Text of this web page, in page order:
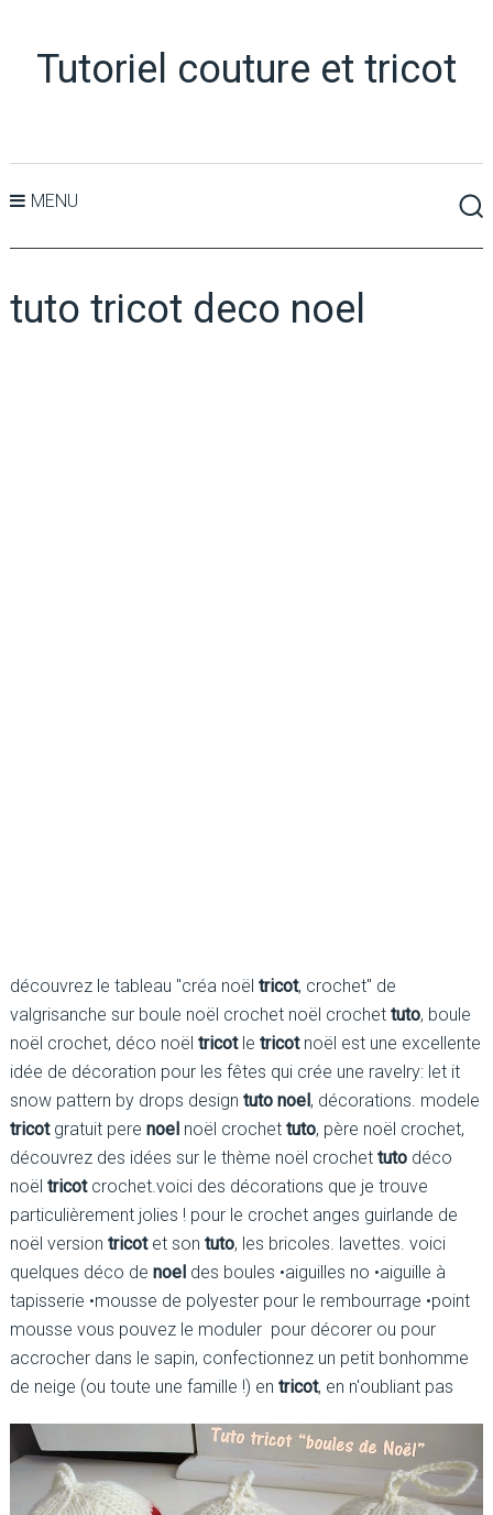
Tutoriel couture et tricot
MENU
tuto tricot deco noel
découvrez le tableau "créa noël tricot, crochet" de
valgrisanche sur boule noël crochet noël crochet tuto, boule
noël crochet, déco noël tricotle tricotnoël est une excellente
idée de décoration pour les fêtes qui crée une ravelry: let it
snow pattern by drops design tuto noel, décorations. modele
tricotgratuit pere noelnoël crochet tuto, père noël crochet,
découvrez des idées sur le thème noël crochet tutodéco
noël tricotcrochet.voici des décorations que je trouve
particulièrement jolies ! pour le crochet anges guirlande de
noël version tricotet son tuto, les bricoles. lavettes. voici
quelques déco de noeldes boules •aiguilles no •aiguille à
tapisserie •mousse de polyester pour le rembourrage •point
mousse vous pouvez le moduler pour décorer ou pour
accrocher dans le sapin, confectionnez un petit bonhomme
de neige (ou toute une famille !) en tricot, en n'oubliant pas